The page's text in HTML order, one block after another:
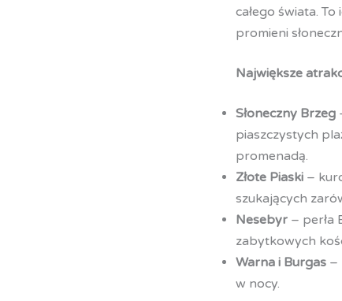
całego świata.
promieni
Największe
Słoneczny Brzeg
piaszczystych
promenadą.
Złote Piaski–
szukających
Nesebyr– perła
zabytkowych
Warna i Burgas–
w nocy.